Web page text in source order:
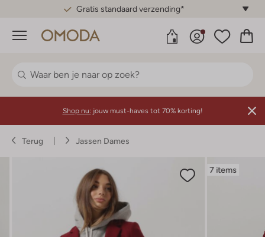
Gratis standaard verzending*
Menu
Shop nu: jouw must-haves tot 70% korting!
Terug Jassen Dames
7 items